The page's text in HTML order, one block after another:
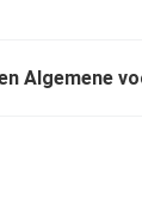
Algemene